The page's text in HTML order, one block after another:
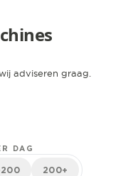
adviseren graag.
DAG
200+